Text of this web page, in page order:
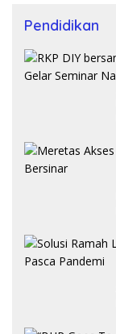
Pendidikan